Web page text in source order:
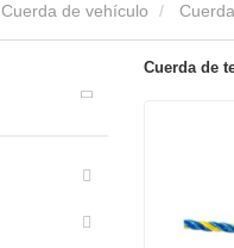
Cuerda de vehículo
Cuerda de